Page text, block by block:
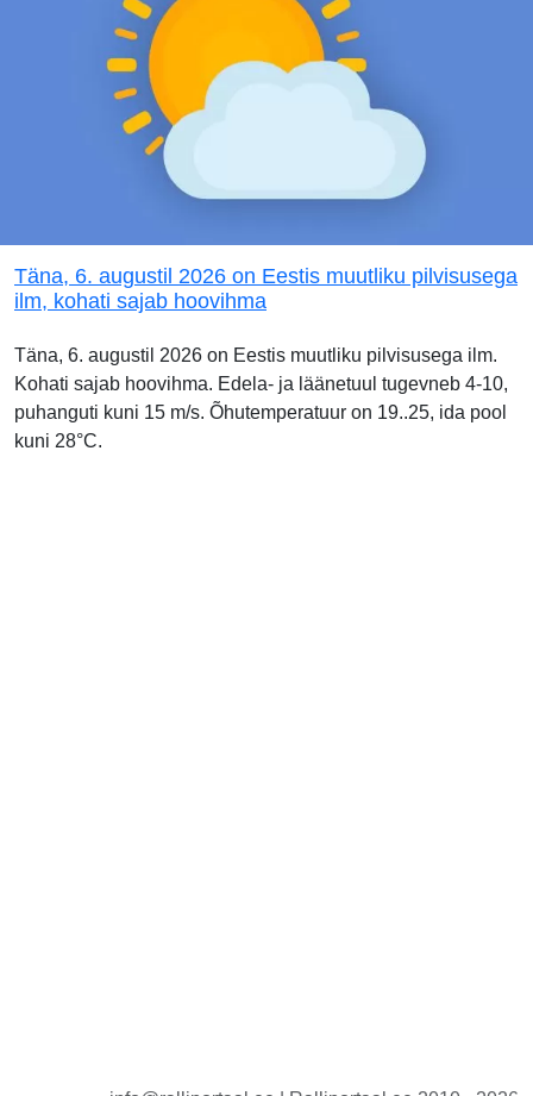
Täna, 6. augustil 2026 on Eestis muutliku pilvisusega
ilm, kohati sajab hoovihma
Täna, 6. augustil 2026 on Eestis muutliku pilvisusega ilm.
Kohati sajab hoovihma. Edela- ja läänetuul tugevneb 4-10,
puhanguti kuni 15 m/s. Õhutemperatuur on 19..25, ida pool
kuni 28°C.